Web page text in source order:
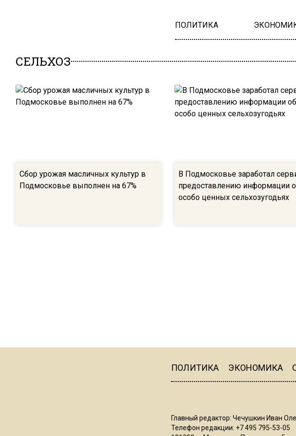
ПОЛИТИКА
СЕЛЬХОЗ
Сбор урожая масличных культур в
Подмосковье выполнен на 67%
В Подмосковье заработал
предоставлению информации
особо ценных сельхозугодьях
ПОЛИТИКА ЭКОНОМИКА
Главный редактор: Чечушкин Иван
Телефон редакции: +7 495 795-53-05